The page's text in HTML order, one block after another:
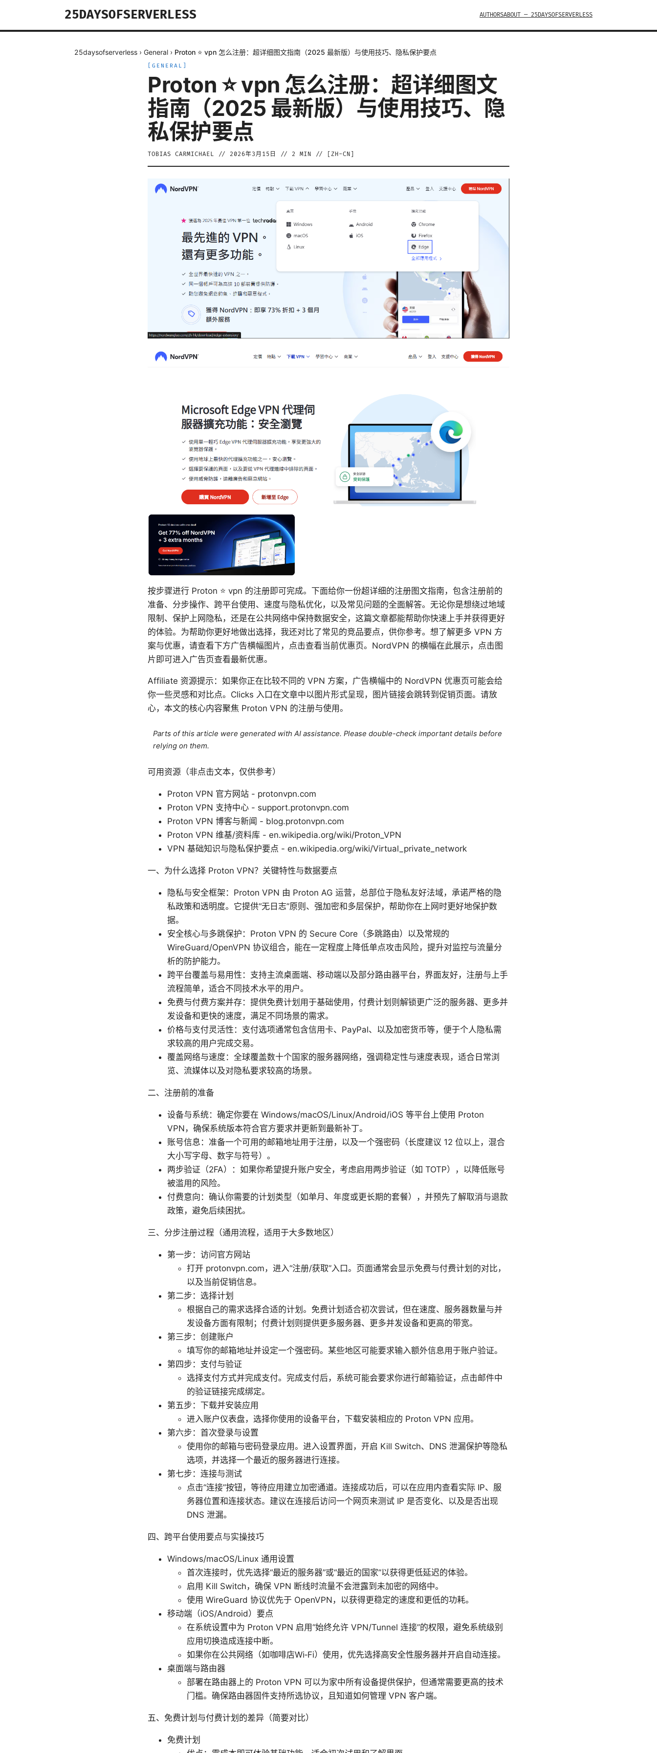
25DAYSOFSERVERLESS AUTHORSABOUT — 25DAYSOFSERVERLESS
25daysofserverless › General › Proton ⭐ vpn 怎么注册：超详细图文指南（2025 最新版）与使用技巧、隐私保护要点
GENERAL
Proton ⭐ vpn 怎么注册：超详细图文
指南（2025 最新版）与使用技巧、隐
私保护要点
TOBIAS CARMICHAEL // 2026年3月15日 // 2 MIN // [ ZH-CN
按步骤进行 Proton ⭐ vpn 的注册即可完成。下面给你一份超详细的注册图文指南，包含注册前的
准备、分步操作、跨平台使用、速度与隐私优化，以及常见问题的全面解答。无论你是想绕过地域
限制、保护上网隐私，还是在公共网络中保持数据安全，这篇文章都能帮助你快速上手并获得更好
的体验。为帮助你更好地做出选择，我还对比了常见的竞品要点，供你参考。想了解更多 VPN 方
案与优惠，请查看下方广告横幅图片，点击查看当前优惠页。NordVPN 的横幅在此展示，点击图
片即可进入广告页查看最新优惠。
Affiliate 资源提示：如果你正在比较不同的 VPN 方案，广告横幅中的 NordVPN 优惠页可能会给
你一些灵感和对比点。Clicks 入口在文章中以图片形式呈现，图片链接会跳转到促销页面。请放
心，本文的核心内容聚焦 Proton VPN 的注册与使用。
Parts of this article were generated with AI assistance. Please double-check important details before
relying on them.
可用资源（非点击文本，仅供参考）
Proton VPN 官方网站 - protonvpn.com
Proton VPN 支持中心 - support.protonvpn.com
Proton VPN 博客与新闻 - blog.protonvpn.com
Proton VPN 维基/资料库 - en.wikipedia.org/wiki/Proton_VPN
VPN 基础知识与隐私保护要点 - en.wikipedia.org/wiki/Virtual_private_network
一、为什么选择 Proton VPN？关键特性与数据要点
隐私与安全框架：Proton VPN 由 Proton AG 运营，总部位于隐私友好法域，承诺严格的隐
私政策和透明度。它提供“无日志”原则、强加密和多层保护，帮助你在上网时更好地保护数
据。
安全核心与多跳保护：Proton VPN 的 Secure Core（多跳路由）以及常规的
WireGuard/OpenVPN 协议组合，能在一定程度上降低单点攻击风险，提升对监控与流量分
析的防护能力。
跨平台覆盖与易用性：支持主流桌面端、移动端以及部分路由器平台，界面友好，注册与上手
流程简单，适合不同技术水平的用户。
免费与付费方案并存：提供免费计划用于基础使用，付费计划则解锁更广泛的服务器、更多并
发设备和更快的速度，满足不同场景的需求。
价格与支付灵活性：支付选项通常包含信用卡、PayPal、以及加密货币等，便于个人隐私需
求较高的用户完成交易。
覆盖网络与速度：全球覆盖数十个国家的服务器网络，强调稳定性与速度表现，适合日常浏
览、流媒体以及对隐私要求较高的场景。
二、注册前的准备
设备与系统：确定你要在 Windows/macOS/Linux/Android/iOS 等平台上使用 Proton
VPN，确保系统版本符合官方要求并更新到最新补丁。
账号信息：准备一个可用的邮箱地址用于注册，以及一个强密码（长度建议 12 位以上，混合
大小写字母、数字与符号）。
两步验证（2FA）：如果你希望提升账户安全，考虑启用两步验证（如 TOTP），以降低账号
被滥用的风险。
付费意向：确认你需要的计划类型（如单月、年度或更长期的套餐），并预先了解取消与退款
政策，避免后续困扰。
三、分步注册过程（通用流程，适用于大多数地区）
第一步：访问官方网站
打开 protonvpn.com，进入“注册/获取”入口。页面通常会显示免费与付费计划的对比，
以及当前促销信息。
第二步：选择计划
根据自己的需求选择合适的计划。免费计划适合初次尝试，但在速度、服务器数量与并
发设备方面有限制；付费计划则提供更多服务器、更多并发设备和更高的带宽。
第三步：创建账户
填写你的邮箱地址并设定一个强密码。某些地区可能要求输入额外信息用于账户验证。
第四步：支付与验证
选择支付方式并完成支付。完成支付后，系统可能会要求你进行邮箱验证，点击邮件中
的验证链接完成绑定。
第五步：下载并安装应用
进入账户仪表盘，选择你使用的设备平台，下载安装相应的 Proton VPN 应用。
第六步：首次登录与设置
使用你的邮箱与密码登录应用。进入设置界面，开启 Kill Switch、DNS 泄漏保护等隐私
选项，并选择一个最近的服务器进行连接。
第七步：连接与测试
点击“连接”按钮，等待应用建立加密通道。连接成功后，可以在应用内查看实际 IP、服
务器位置和连接状态。建议在连接后访问一个网页来测试 IP 是否变化、以及是否出现
DNS 泄漏。
四、跨平台使用要点与实操技巧
Windows/macOS/Linux 通用设置
首次连接时，优先选择“最近的服务器”或“最近的国家”以获得更低延迟的体验。
启用 Kill Switch，确保 VPN 断线时流量不会泄露到未加密的网络中。
使用 WireGuard 协议优先于 OpenVPN，以获得更稳定的速度和更低的功耗。
移动端（iOS/Android）要点
在系统设置中为 Proton VPN 启用“始终允许 VPN/Tunnel 连接”的权限，避免系统级别
应用切换造成连接中断。
如果你在公共网络（如咖啡店Wi‑Fi）使用，优先选择高安全性服务器并开启自动连接。
桌面端与路由器
部署在路由器上的 Proton VPN 可以为家中所有设备提供保护，但通常需要更高的技术
门槛。确保路由器固件支持所选协议，且知道如何管理 VPN 客户端。
五、免费计划与付费计划的差异（简要对比）
免费计划